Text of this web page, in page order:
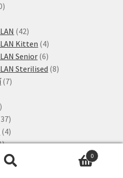
80
4242
produktů
Kitten 44
produkty
Senior 66
produktů
Sterilised 88
77
3737
produktů
44
produkty
11
produktů
88
produktů
0